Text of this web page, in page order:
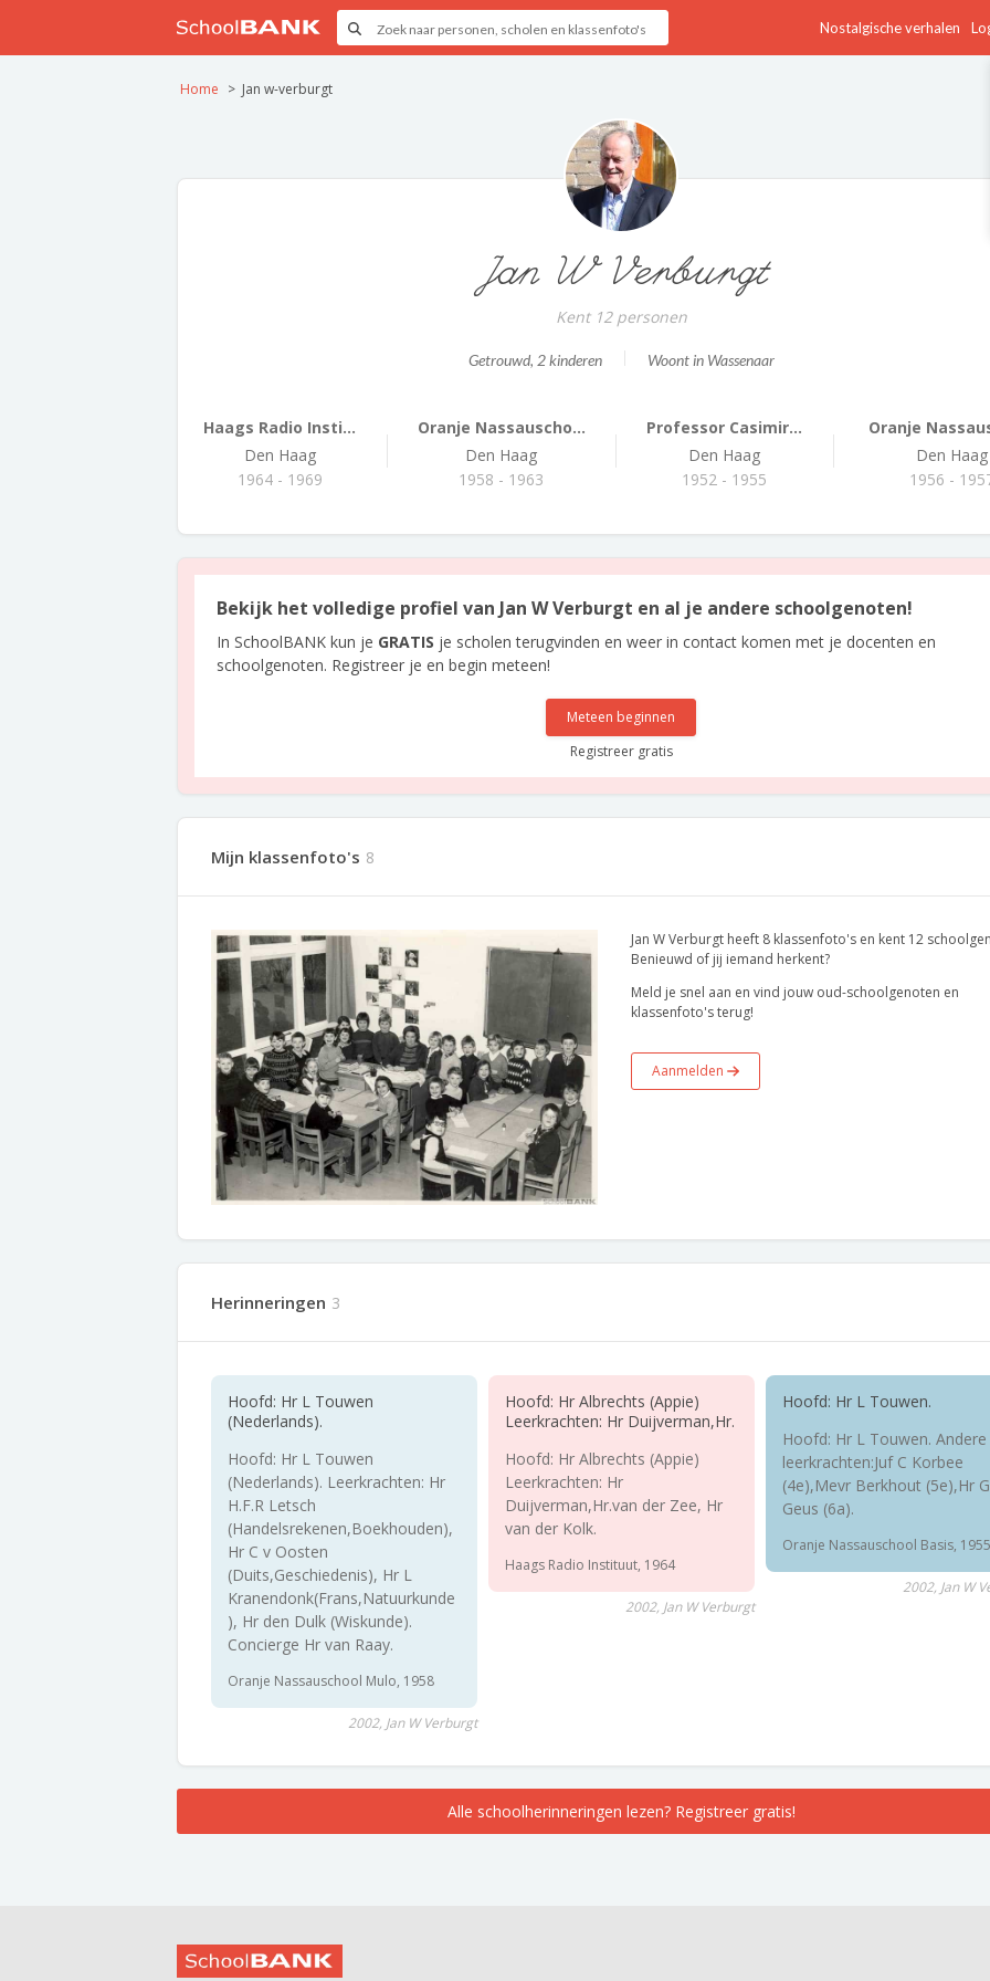
Nostalgische verhalen
Home Jan w-verburgt
Jan W Verburgt
Kent 12 personen
Getrouwd, 2 kinderen Woont in Wassenaar
Haags Radio Insti...
Den Haag
1964 - 1969
Oranje Nassauscho...
Den Haag
1958 - 1963
Professor Casimir...
Den Haag
1952 - 1955
Oranje
Den Haag
1956 -
Bekijk het volledige profiel van Jan W Verburgt en al je andere schoolgenoten!
In SchoolBANK kun je GRATIS je scholen terugvinden en weer in contact komen met je docenten en
schoolgenoten. Registreer je en begin meteen!
Meteen beginnen
Registreer gratis
Mijn klassenfoto's 8
Jan W Verburgt heeft 8 klassenfoto's en kent 12
Benieuwd of jij iemand herkent?
Meld je snel aan en vind jouw oud-schoolgenoten en
klassenfoto's terug!
Aanmelden
Herinneringen 3
Hoofd: Hr L Touwen
(Nederlands).
Hoofd: Hr L Touwen
(Nederlands). Leerkrachten: Hr
H.F.R Letsch
(Handelsrekenen,Boekhouden),
Hr C v Oosten
(Duits,Geschiedenis), Hr L
Kranendonk(Frans,Natuurkunde
), Hr den Dulk (Wiskunde).
Concierge Hr van Raay.
Oranje Nassauschool Mulo, 1958
2002, Jan W Verburgt
Hoofd: Hr Albrechts (Appie)
Leerkrachten: Hr Duijverman,Hr.
Hoofd: Hr Albrechts (Appie)
Leerkrachten: Hr
Duijverman,Hr.van der Zee, Hr
van der Kolk.
Haags Radio Instituut, 1964
2002, Jan W Verburgt
Hoofd: Hr L Touwen.
Hoofd: Hr L Touwen. Andere
leerkrachten:Juf C Korbee
(4e),Mevr Berkhout (5e),Hr
Geus (6a).
Oranje Nassauschool Basis, 1955
2002, Jan W
Alle schoolherinneringen lezen? Registreer gratis!